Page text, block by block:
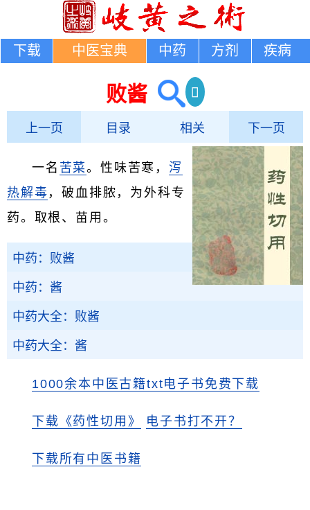
下载 中医宝典 中药 方剂 疾病
败酱
上一页 目录 相关 下一页
一名 苦菜。性味苦寒，泻
热解毒 ，破血排脓，为外科专
药。取根、苗用。
中药：败酱
中药：酱
中药大全：败酱
中药大全：酱
1000余本中医古籍txt电子书免费下载
下载《药性切用》 电子书打不开？
下载所有中医书籍